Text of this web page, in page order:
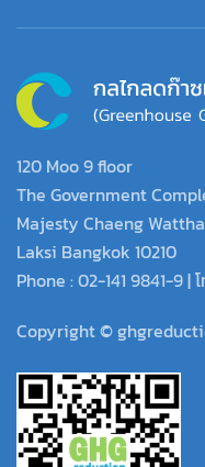
120 Moo 9 floor
The Government
Majesty Chaeng
Laksi Bangkok 10210
Phone : 02-141 9841-9 |
Copyright ©